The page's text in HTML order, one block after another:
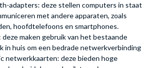
adapters: deze stellen computers in staat
met andere apparaten, zoals
hoofdtelefoons en smartphones.
maken gebruik van het bestaande
huis om een bedrade netwerkverbinding
netwerkkaarten: deze bieden hoge